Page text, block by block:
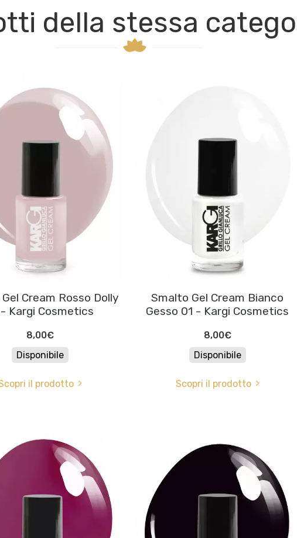
della stessa
Cream Rosso Dolly
- Kargi Cosmetics
8,00€
Disponibile
il prodotto
Smalto Gel Cream Bianco
Gesso 01 - Kargi Cosmetics
8,00€
Disponibile
Scopri il prodotto